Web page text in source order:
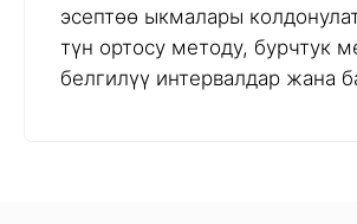
эсептөө ыкмалары
түн ортосу методу, бурчтук
белгилүү интервалдар жана